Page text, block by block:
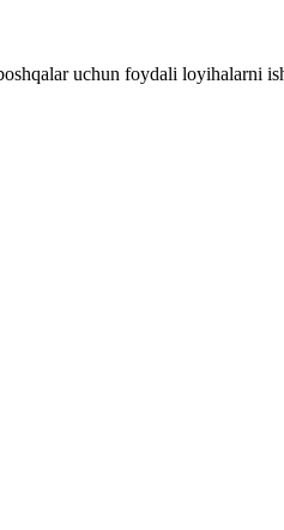
uchun foydali loyihalarni